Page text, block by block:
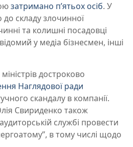
затримано п’ятьох осіб. У
складу злочинної
та колишні посадовці
у медіа бізнесмен, інші
достроково
Наглядової ради
скандалу в компанії.
Свириденко також
службі провести
в тому числі щодо